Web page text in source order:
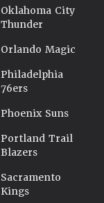
Oklahoma City
Thunder
Orlando Magic
Philadelphia
76ers
Phoenix Suns
Portland Trail
Blazers
Sacramento
Kings